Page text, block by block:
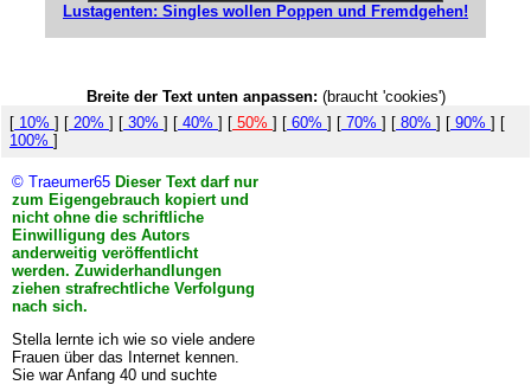
Lustagenten: Singles wollen Poppen und Fremdgehen!
Breite der Text unten anpassen: (braucht 'cookies')
[ 10% ] [ 20% ] [ 30% ] [ 40% ] [ 50% ] [ 60% ] [ 70% ] [ 80% ] [ 90% ] [
100% ]
© Traeumer65 Dieser Text darf nur
zum Eigengebrauch kopiert und
nicht ohne die schriftliche
Einwilligung des Autors
anderweitig veröffentlicht
werden. Zuwiderhandlungen
ziehen strafrechtliche Verfolgung
nach sich.
Stella lernte ich wie so viele andere
Frauen über das Internet kennen.
Sie war Anfang 40 und suchte